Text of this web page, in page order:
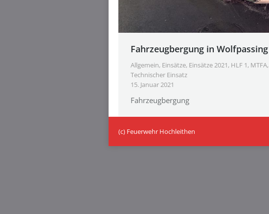
Fahrzeugbergung in Wolfpassing
Allgemein, Einsätze, Einsätze 2021, HLF 1, MTFA,
Technischer Einsatz
15. Januar 2021
Fahrzeugbergung
(c) Feuerwehr Hochleithen